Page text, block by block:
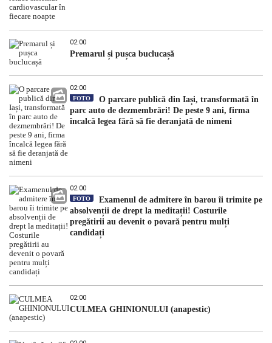
02:00
Premarul și pușca buclucașă
02:00
FOTO
O parcare publică din Iași, transformată în
parc auto de dezmembrări! De peste 9 ani, firma
încalcă legea fără să fie deranjată de nimeni
02:00
FOTO
Examenul de admitere în barou îi trimite pe
absolvenții de drept la meditații! Costurile
pregătirii au devenit o povară pentru mulți
candidați
02:00
CULMEA GHINIONULUI (anapestic)